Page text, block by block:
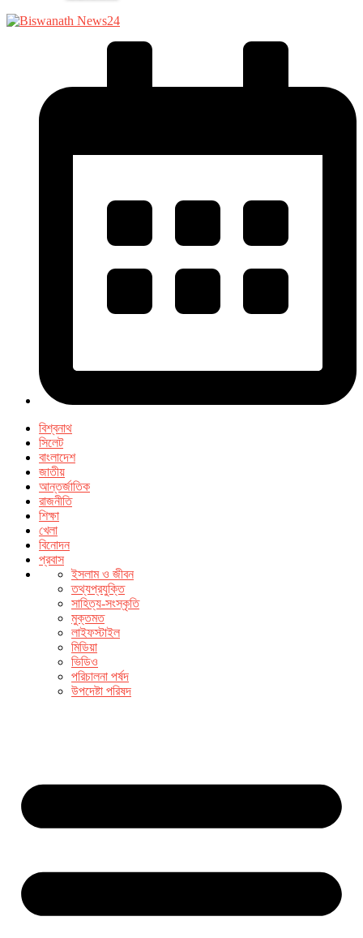
বিশ্বনাথ
সিলেট
বাংলাদেশ
জাতীয়
আন্তর্জাতিক
রাজনীতি
শিক্ষা
খেলা
বিনোদন
প্রবাস
ইসলাম ও জীবন
তথ্যপ্রযুক্তি
সাহিত্য-সংস্কৃতি
মুক্তমত
লাইফস্টাইল
মিডিয়া
ভিডিও
পরিচালনা পর্ষদ
উপদেষ্টা পরিষদ